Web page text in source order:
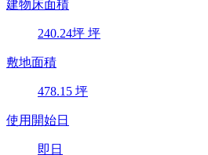
建物床面積
240.24坪 坪
敷地面積
478.15 坪
使用開始日
即日